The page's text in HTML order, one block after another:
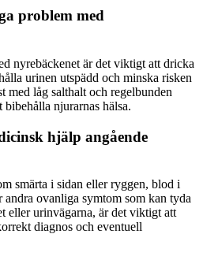
problem med
nyrebäckenet är det viktigt att dricka
urinen utspädd och minska risken
med låg salthalt och regelbunden
njurarnas hälsa.
hjälp angående
smärta i sidan eller ryggen, blod i
ovanliga symtom som kan tyda
eller urinvägarna, är det viktigt att
diagnos och eventuell